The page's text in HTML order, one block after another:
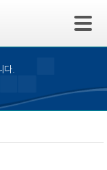
다.